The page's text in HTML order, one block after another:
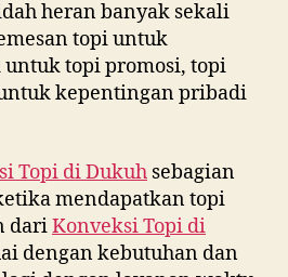
heran banyak sekali
topi untuk
topi promosi, topi
kepentingan pribadi
Topi diDukuh sebagian
mendapatkan topi
dariKonveksi Topi di
dengan kebutuhan dan